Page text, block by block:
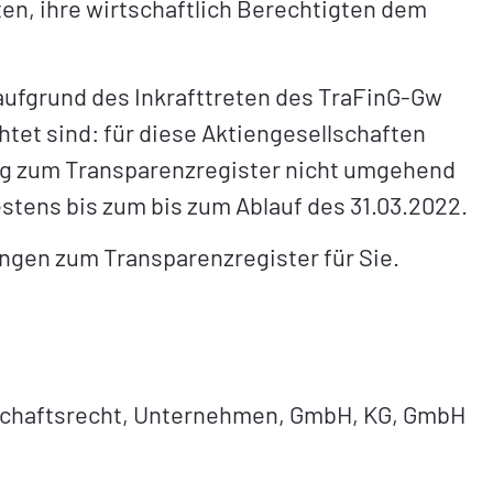
ihre wirtschaftlich Berechtigten dem
des Inkrafttreten des TraFinG-Gw
sind: für diese Aktiengesellschaften
zum Transparenzregister nicht umgehend
bis zum bis zum Ablauf des 31.03.2022.
zum Transparenzregister für Sie.
Unternehmen, GmbH, KG, GmbH